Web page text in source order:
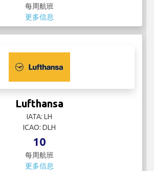
每周航班
更多信息
Lufthansa
IATA: LH
ICAO: DLH
10
每周航班
更多信息